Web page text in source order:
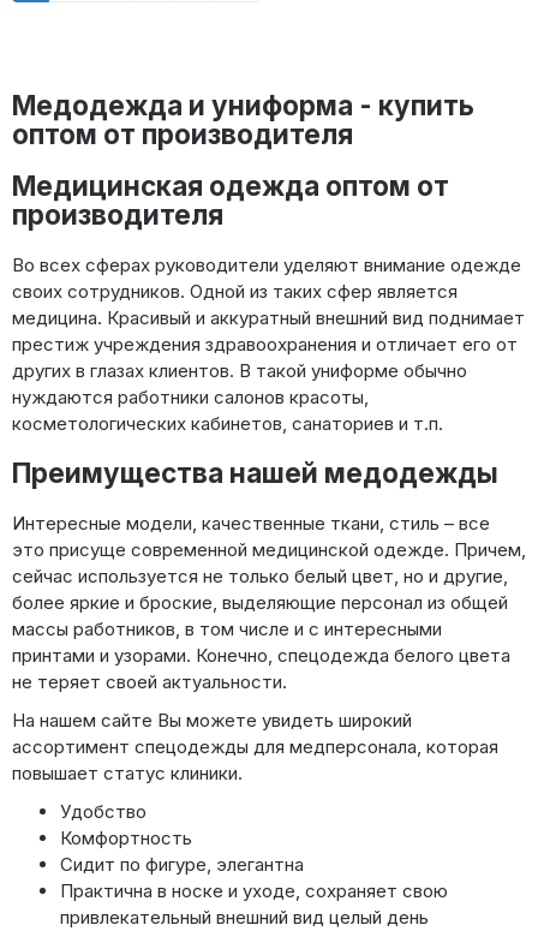
Медодежда и униформа - купить
оптом от производителя
Медицинская одежда оптом от
производителя
Во всех сферах руководители уделяют внимание одежде
своих сотрудников. Одной из таких сфер является
медицина. Красивый и аккуратный внешний вид поднимает
престиж учреждения здравоохранения и отличает его от
других в глазах клиентов. В такой униформе обычно
нуждаются работники салонов красоты,
косметологических кабинетов, санаториев и т.п.
Преимущества нашей медодежды
Интересные модели, качественные ткани, стиль – все
это присуще современной медицинской одежде. Причем,
сейчас используется не только белый цвет, но и другие,
более яркие и броские, выделяющие персонал из общей
массы работников, в том числе и с интересными
принтами и узорами. Конечно, спецодежда белого цвета
не теряет своей актуальности.
На нашем сайте Вы можете увидеть широкий
ассортимент спецодежды для медперсонала, которая
повышает статус клиники.
Удобство
Комфортность
Сидит по фигуре, элегантна
Практична в носке и уходе, сохраняет свою
привлекательный внешний вид целый день